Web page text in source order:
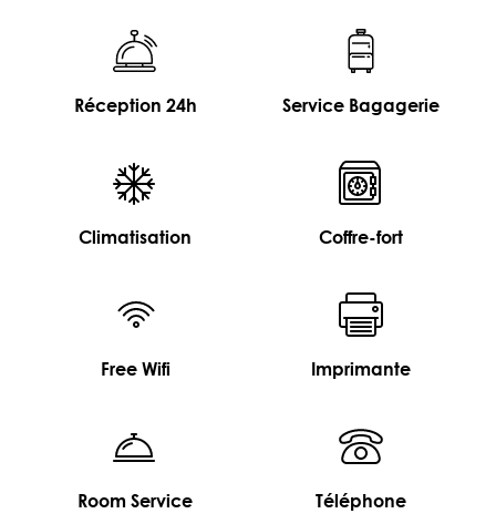
Réception 24h Service Bagagerie
Climatisation Coffre-fort
Free Wifi Imprimante
Room Service Téléphone